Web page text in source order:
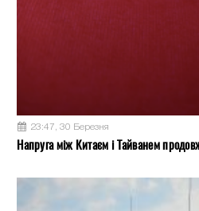
23:47, 30 Березня
Напруга між Китаєм і Тайванем